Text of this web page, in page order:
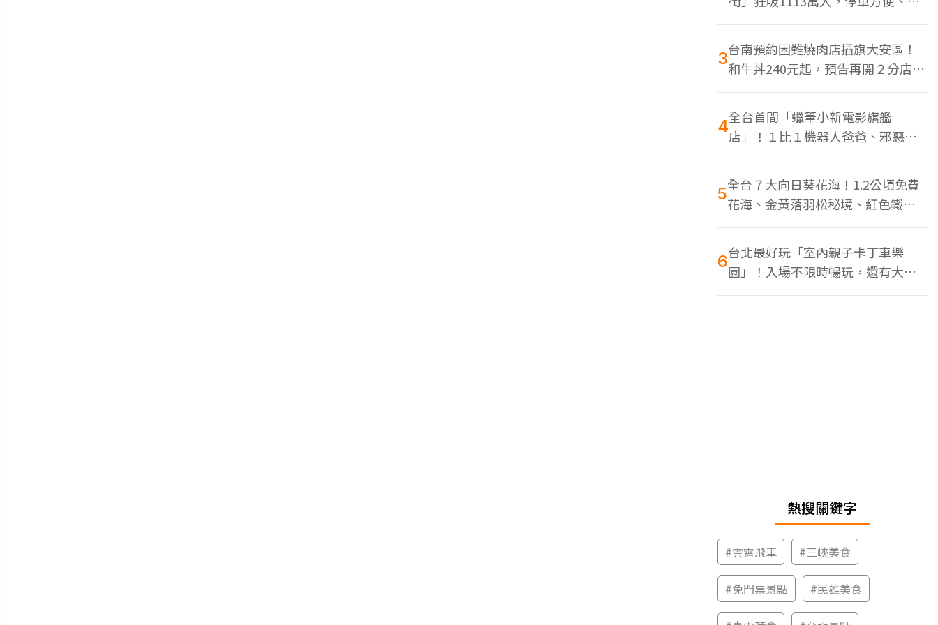
色美食多
3台南預約困難燒肉店插旗大安區！
和牛丼240元起，預告再開２分店、
地點曝光
4全台首間「蠟筆小新電影旗艦
店」！１比１機器人爸爸、邪惡正
男，百款周邊買翻
5全台７大向日葵花海！1.2公頃免費
花海、金黃落羽松秘境、紅色鐵橋
同框
6台北最好玩「室內親子卡丁車樂
園」！入場不限時暢玩，還有大螢
幕Switch遊戲區
熱搜關鍵字
#雲霄飛車 #三峽美食
#免門票景點 #民雄美食